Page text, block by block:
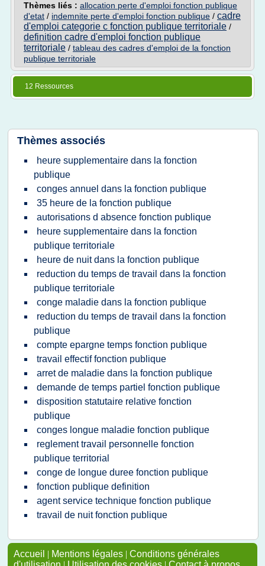
Thèmes liés : allocation perte d'emploi fonction publique
d'etat / indemnite perte d'emploi fonction publique / cadre
d'emploi categorie c fonction publique territoriale /
definition cadre d'emploi fonction publique
territoriale / tableau des cadres d'emploi de la fonction
publique territoriale
12 Ressources
Thèmes associés
heure supplementaire dans la fonction
publique
conges annuel dans la fonction publique
35 heure de la fonction publique
autorisations d absence fonction publique
heure supplementaire dans la fonction
publique territoriale
heure de nuit dans la fonction publique
reduction du temps de travail dans la fonction
publique territoriale
conge maladie dans la fonction publique
reduction du temps de travail dans la fonction
publique
compte epargne temps fonction publique
travail effectif fonction publique
arret de maladie dans la fonction publique
demande de temps partiel fonction publique
disposition statutaire relative fonction
publique
conges longue maladie fonction publique
reglement travail personnelle fonction
publique territorial
conge de longue duree fonction publique
fonction publique definition
agent service technique fonction publique
travail de nuit fonction publique
Accueil | Mentions légales | Conditions générales